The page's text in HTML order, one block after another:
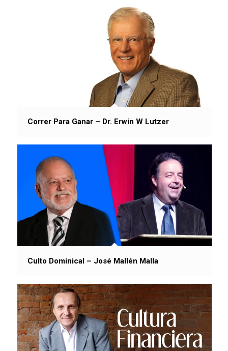
Correr Para Ganar – Dr. Erwin W Lutzer
Culto Dominical – José Mallén Malla